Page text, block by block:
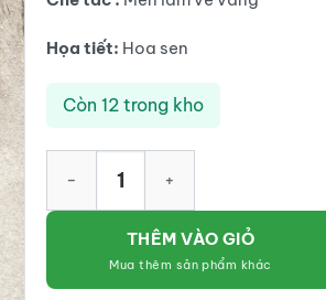
Họa tiết: Hoa sen
Còn 12 trong kho
THÊM VÀO GIỎ
Mua thêm sản phẩm khác